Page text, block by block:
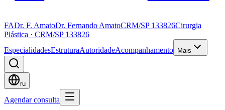
FADr. F. AmatoDr. Fernando AmatoCRM/SP 133826Cirurgia
Plástica · CRM/SP 133826
EspecialidadesEstruturaAutoridadeAcompanhamento Mais
ru
Agendar consulta